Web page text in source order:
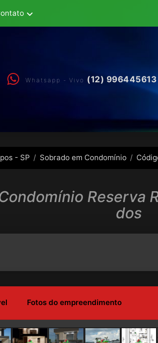
Whatsapp - Vivo (12) 996445613
- SP Sobrado em Condomínio
Reserva
dos
Fotos do empreendimento